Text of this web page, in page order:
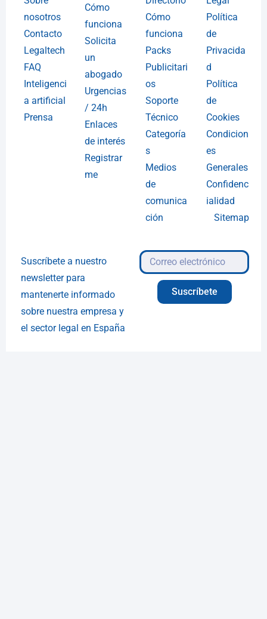
nosotros
Contacto
Legaltech
FAQ
Inteligenci
a artificial
Prensa
Cómo
funciona
Solicita
un
abogado
Urgencias
/ 24h
Enlaces
de interés
Registrar
me
Cómo
funciona
Packs
Publicitari
os
Soporte
Técnico
Categoría
s
Medios
de
comunica
ción
Política
de
Privacida
d
Política
de
Cookies
Condicion
es
Generales
Confidenc
ialidad
Sitemap
Suscríbete a nuestro
newsletter para
mantenerte informado
sobre nuestra empresa y
el sector legal en España
Suscríbete